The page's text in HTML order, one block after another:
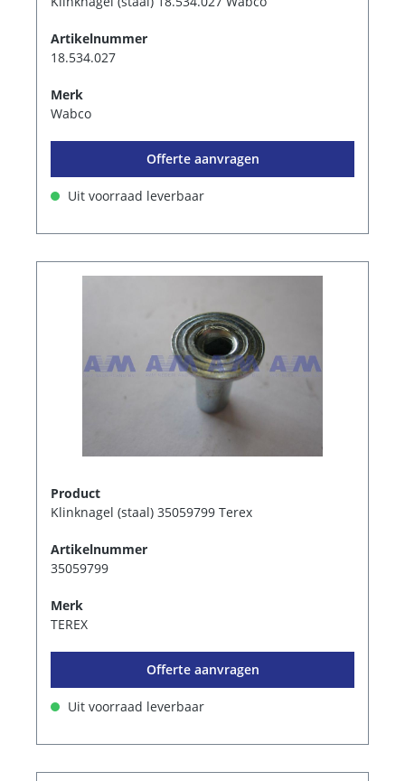
Artikelnummer
18.534.027
Merk
Wabco
Offerte aanvragen
Uit voorraad leverbaar
Product
Klinknagel (staal) 35059799 Terex
Artikelnummer
35059799
Merk
TEREX
Offerte aanvragen
Uit voorraad leverbaar